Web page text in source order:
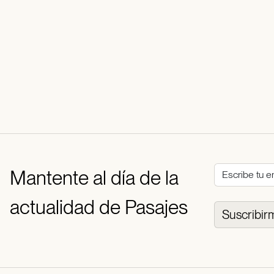
Mantente al día de la
actualidad de Pasajes